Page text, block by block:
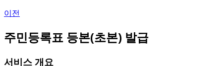
이전
주민등록표 등본(초본) 발급
서비스 개요